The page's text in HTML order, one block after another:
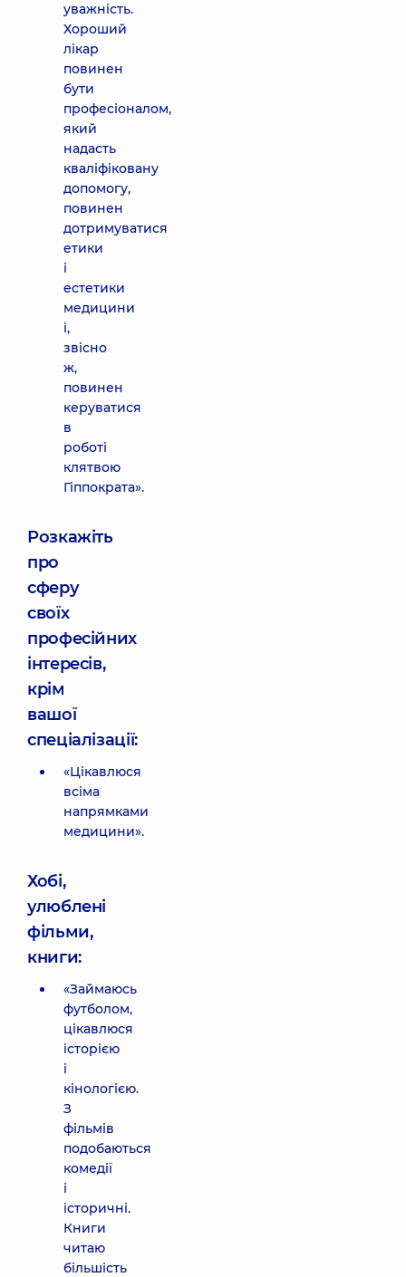
уважність.
Хороший
лікар
повинен
бути
професіоналом,
який
надасть
кваліфіковану
допомогу,
повинен
дотримуватися
етики
і
естетики
медицини
і,
звісно
ж,
повинен
керуватися
в
роботі
клятвою
Гіппократа».
Розкажіть
про
сферу
своїх
професійних
інтересів,
крім
вашої
спеціалізації:
«Цікавлюся
всіма
напрямками
медицини».
Хобі,
улюблені
фільми,
книги:
«Займаюсь
футболом,
цікавлюся
історією
і
кінологією.
З
фільмів
подобаються
комедії
і
історичні.
Книги
читаю
більшість